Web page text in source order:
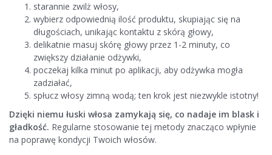
starannie zwilż włosy,
wybierz odpowiednią ilość produktu, skupiając się na
długościach, unikając kontaktu z skórą głowy,
delikatnie masuj skórę głowy przez 1-2 minuty, co
zwiększy działanie odżywki,
poczekaj kilka minut po aplikacji, aby odżywka mogła
zadziałać,
spłucz włosy zimną wodą; ten krok jest niezwykle istotny!
Dzięki niemu łuski włosa zamykają się, co nadaje im blask i
gładkość. Regularne stosowanie tej metody znacząco wpłynie
na poprawę kondycji Twoich włosów.